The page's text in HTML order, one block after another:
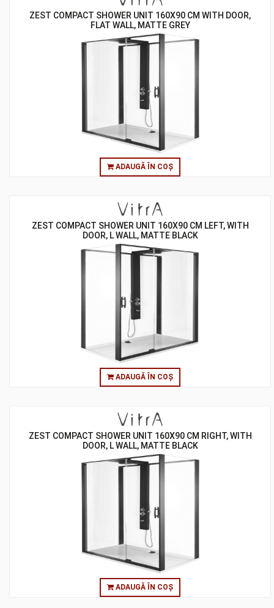
ZEST COMPACT SHOWER UNIT 160X90 CM WITH DOOR,
FLAT WALL, MATTE GREY
ADAUGĂ ÎN COȘ
ZEST COMPACT SHOWER UNIT 160X90 CM LEFT, WITH
DOOR, L WALL, MATTE BLACK
ADAUGĂ ÎN COȘ
ZEST COMPACT SHOWER UNIT 160X90 CM RIGHT, WITH
DOOR, L WALL, MATTE BLACK
ADAUGĂ ÎN COȘ